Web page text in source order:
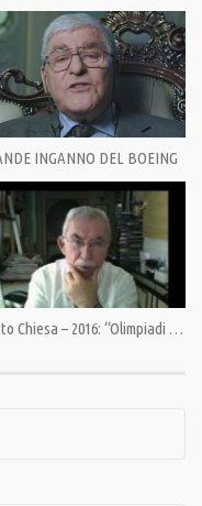
Bush,Giulietto Chiesa Putin
INGANNO DEL BOEING
Giulietto Chiesa – 2016: “Olimpiadi della demenza”